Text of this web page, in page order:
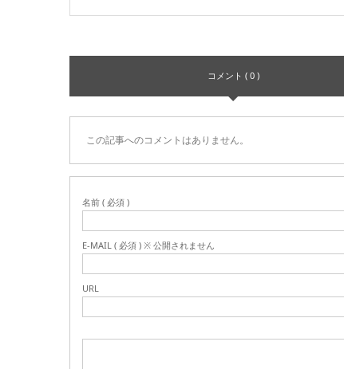
コメント ( 0 )
この記事へのコメントはありません。
名前 ( 必須 )
E-MAIL ( 必須 ) ※ 公開されません
URL